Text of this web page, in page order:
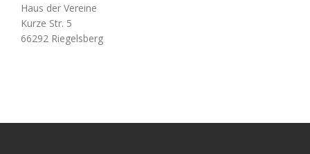
Haus der Vereine
Kurze Str. 5
66292 Riegelsberg